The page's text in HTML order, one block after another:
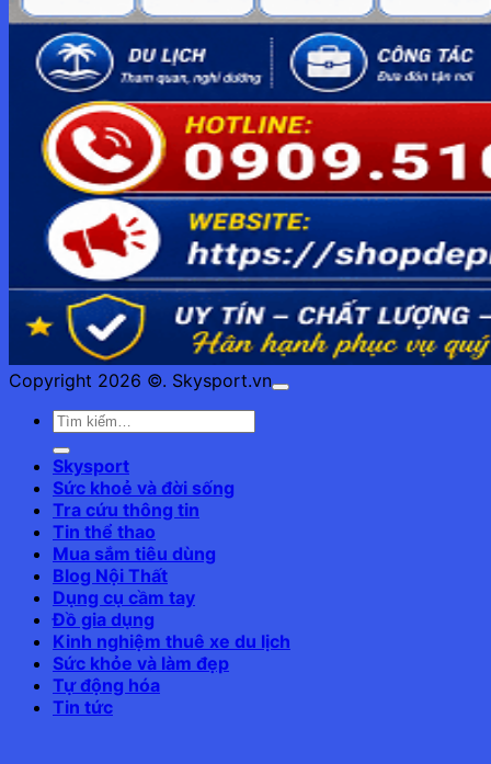
Copyright 2026 ©. Skysport.vn
Skysport
Sức khoẻ và đời sống
Tra cứu thông tin
Tin thể thao
Mua sắm tiêu dùng
Blog Nội Thất
Dụng cụ cầm tay
Đồ gia dụng
Kinh nghiệm thuê xe du lịch
Sức khỏe và làm đẹp
Tự động hóa
Tin tức